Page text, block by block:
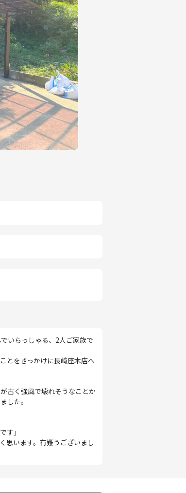
いらっしゃる、2人ご家族で
とをきっかけに長﨑座木店へ
古く強風で壊れそうなことか
した。
す」
思います。有難うございまし